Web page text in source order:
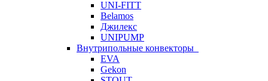
UNI-FITT
Belamos
Джилекс
UNIPUMP
Внутрипольные конвекторы
EVA
Gekon